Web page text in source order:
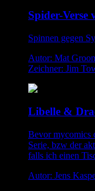
Spider-Verse
Spinnen gegen
Autor: Mat
Zeichner: Jim
Libelle &
Bevor mycomics
Serie, bzw der
falls ich einen
Autor: Jens